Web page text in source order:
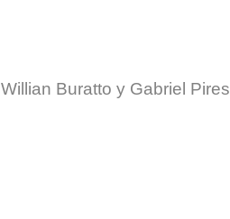
Buratto y Gabriel Pires